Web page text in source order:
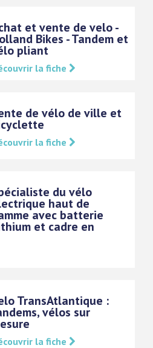
et vente de velo -
Bikes - Tandem et
pliant
la fiche
de vélo de ville et
la fiche
du vélo
haut de
avec batterie
et cadre en
TransAtlantique :
vélos sur
la fiche